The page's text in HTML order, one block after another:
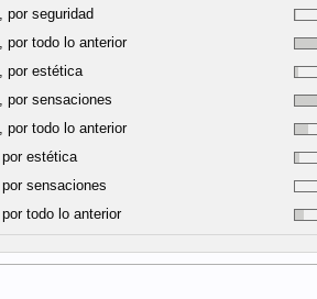
por seguridad
por todo lo anterior
por estética
por sensaciones
por todo lo anterior
por estética
sensaciones
todo lo anterior